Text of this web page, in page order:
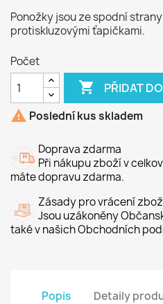
Ponožky jsou ze spodní
protiskluzovými ťapičkami.
Počet
 PŘIDAT
 Poslední kus skladem
Doprava zdarma
Při nákupu zboží v
máte dopravu zdarma.
Zásady pro vrácení
Jsou uzákoněny
také v našich Obchodních
Popis Detaily